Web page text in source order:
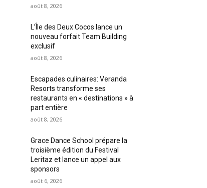
août 8, 2026
L’Île des Deux Cocos lance un
nouveau forfait Team Building
exclusif
août 8, 2026
Escapades culinaires: Veranda
Resorts transforme ses
restaurants en « destinations » à
part entière
août 8, 2026
Grace Dance School prépare la
troisième édition du Festival
Leritaz et lance un appel aux
sponsors
août 6, 2026